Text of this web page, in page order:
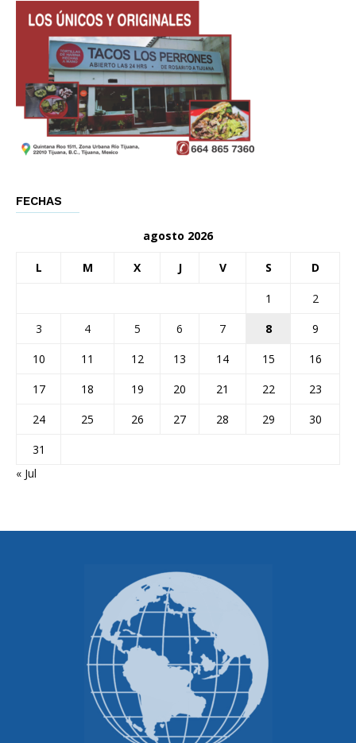
FECHAS
agosto 2026
L M X J V S D
1
2
3
4 5 6 7 8
9
10
11 12 13 14 15
16
17
18 19 20 21 22
23
24
25 26 27 28 29
30
31
« Jul